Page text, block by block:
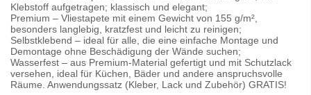
Klebstoff aufgetragen; klassisch und elegant;
Premium – Vliestapete mit einem Gewicht von 155 g/m²,
besonders langlebig, kratzfest und leicht zu reinigen;
Selbstklebend – ideal für alle, die eine einfache Montage und
Demontage ohne Beschädigung der Wände suchen;
Wasserfest – aus Premium-Material gefertigt und mit Schutzlack
versehen, ideal für Küchen, Bäder und andere anspruchsvolle
Räume. Anwendungssatz (Kleber, Lack und Zubehör) GRATIS!